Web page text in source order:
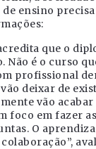
ensino
que o
Não é o curso
profissional
deixar de
vão
foco em fazer
O